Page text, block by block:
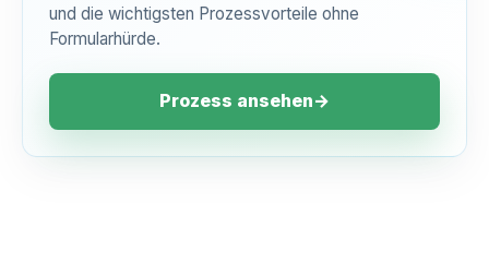
und die wichtigsten Prozessvorteile ohne
Formularhürde.
Prozess ansehen→